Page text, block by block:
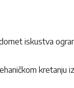
iskustva
kretanju